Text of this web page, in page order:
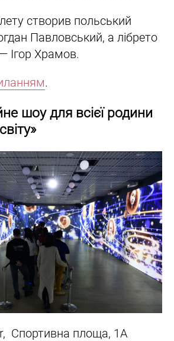
створив польський
Павловський, а лібрето
Ігор Храмов.
.
шоу для всієї родини
Спортивна площа, 1А